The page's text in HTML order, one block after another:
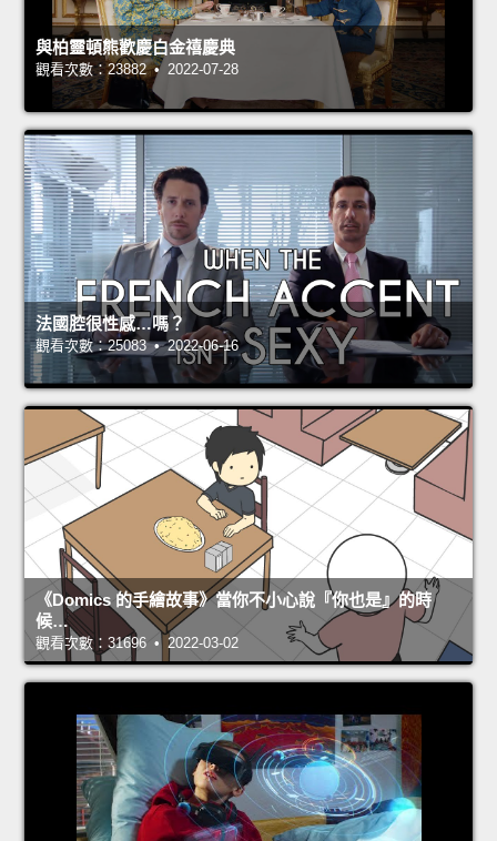
與柏靈頓熊歡慶白金禧慶典
觀看次數：23882 • 2022-07-28
法國腔很性感…嗎？
觀看次數：25083 • 2022-06-16
《Domics 的手繪故事》當你不小心說『你也是』的時
候…
觀看次數：31696 • 2022-03-02